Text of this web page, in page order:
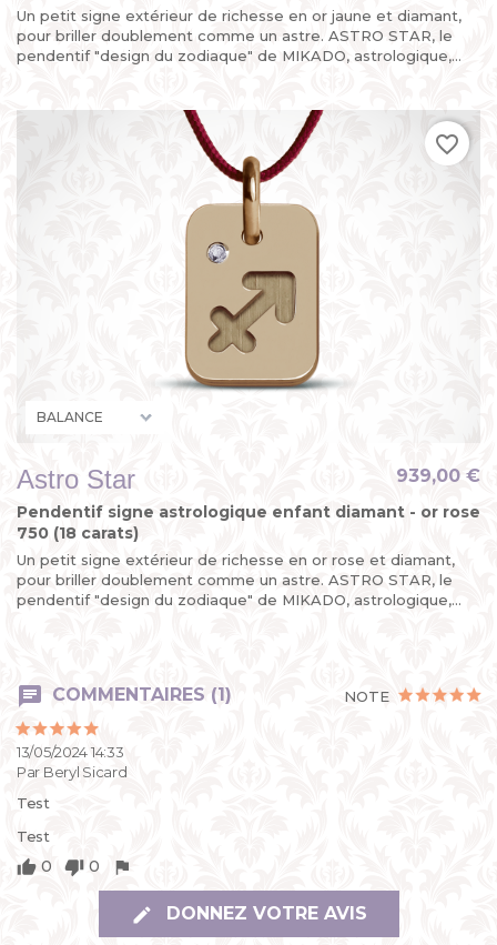
Un petit signe extérieur de richesse en or jaune et diamant,
pour briller doublement comme un astre. ASTRO STAR, le
pendentif "design du zodiaque" de MIKADO, astrologique,...
Astro Star
Pendentif signe astrologique enfant diamant - or rose
750 (18 carats)
Un petit signe extérieur de richesse en or rose et diamant,
pour briller doublement comme un astre. ASTRO STAR, le
pendentif "design du zodiaque" de MIKADO, astrologique,...
939,00 €
favorite_border
COMMENTAIRES (1) NOTE
13/05/2024 14:33
Par Beryl Sicard
Test
Test
0 0
DONNEZ VOTRE AVIS